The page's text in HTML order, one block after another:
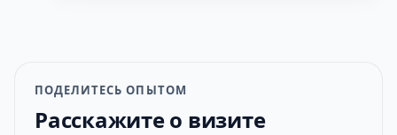
ПОДЕЛИТЕСЬ ОПЫТОМ
Расскажите о визите